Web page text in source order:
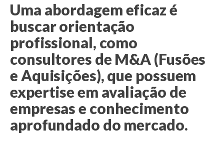
Uma abordagem eficaz é
buscar orientação
profissional, como
consultores de M&A (Fusões
e Aquisições), que possuem
expertise em avaliação de
empresas e conhecimento
aprofundado do mercado.